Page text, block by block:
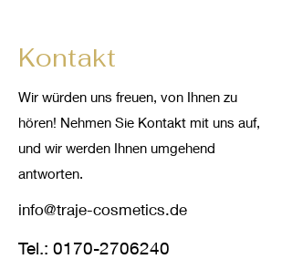
Kontakt
Wir würden uns freuen, von Ihnen zu
hören! Nehmen Sie Kontakt mit uns auf,
und wir werden Ihnen umgehend
antworten.
info@traje-cosmetics.de
Tel.: 0170-2706240